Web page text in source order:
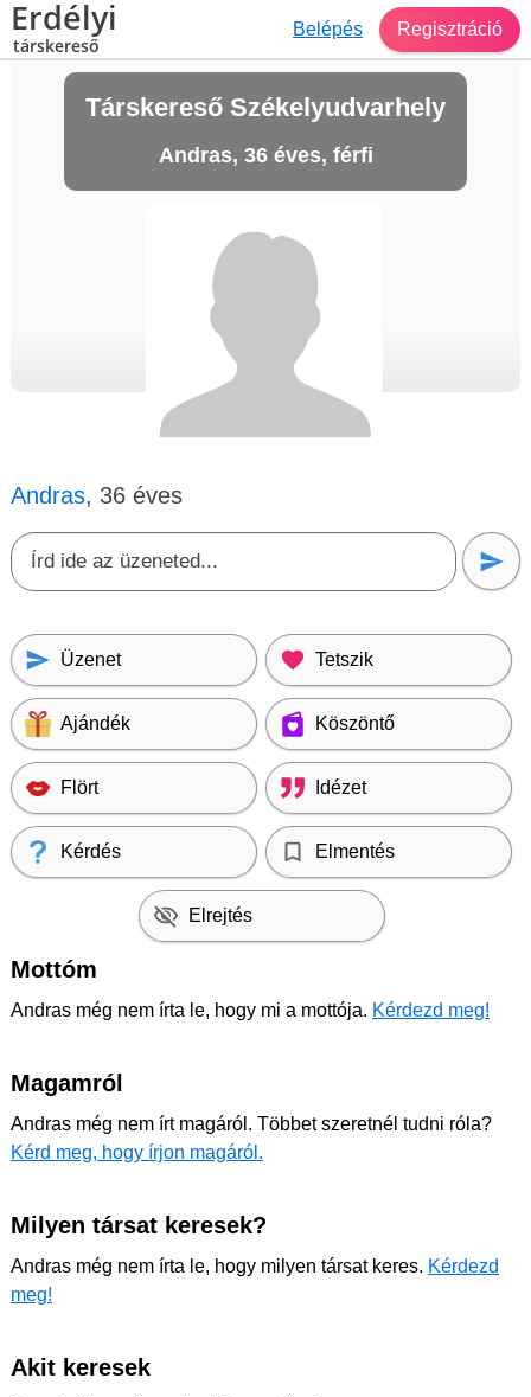
Erdélyi
társkereső
Belépés Regisztráció
Társkereső Székelyudvarhely
Andras, 36 éves, férfi
Andras, 36 éves
Üzenet Tetszik
Ajándék Köszöntő
Flört Idézet
Kérdés Elmentés
Elrejtés
Mottóm
Andras még nem írta le, hogy mi a mottója. Kérdezd meg!
Magamról
Andras még nem írt magáról. Többet szeretnél tudni róla?
Kérd meg, hogy írjon magáról.
Milyen társat keresek?
Andras még nem írta le, hogy milyen társat keres. Kérdezd
meg!
Akit keresek